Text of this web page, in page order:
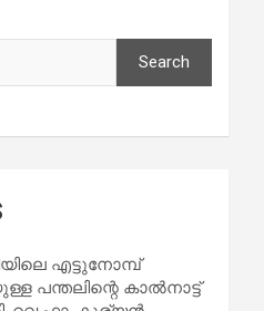
Search
എട്ടുനോമ്പ്
പന്തലിന്റെ കാൽനാട്ട്